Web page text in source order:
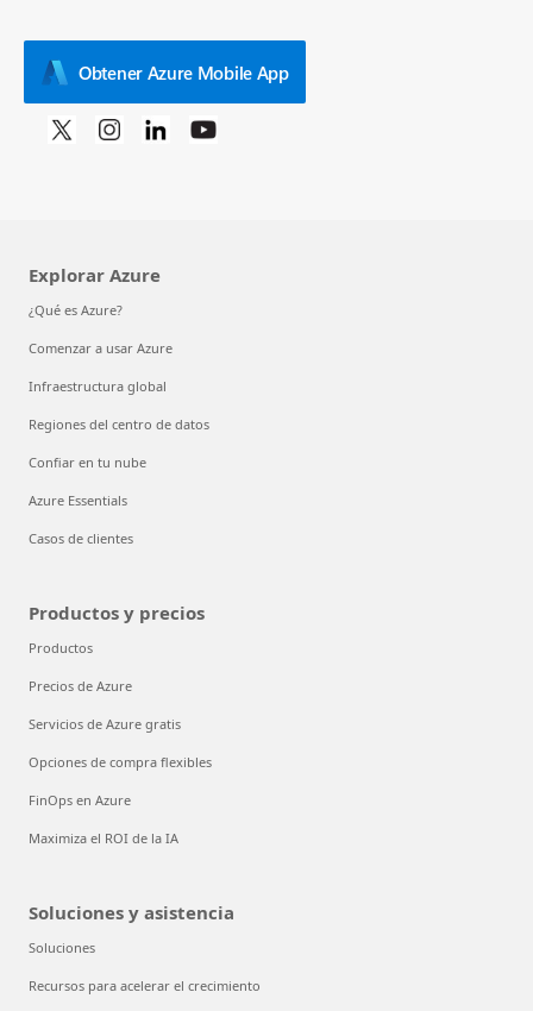
Obtener Azure Mobile App
Explorar Azure
¿Qué es Azure?
Comenzar a usar Azure
Infraestructura global
Regiones del centro de datos
Confiar en tu nube
Azure Essentials
Casos de clientes
Productos y precios
Productos
Precios de Azure
Servicios de Azure gratis
Opciones de compra flexibles
FinOps en Azure
Maximiza el ROI de la IA
Soluciones y asistencia
Soluciones
Recursos para acelerar el crecimiento